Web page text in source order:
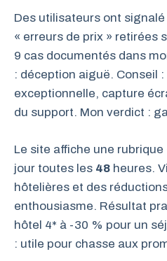
Des utilisateurs ont
« erreurs de prix » retirées
9 cas documentés dans
: déception aiguë. Conseil :
exceptionnelle, capture
du support. Mon verdict :
Le site affiche une
jour toutes les 48 heures.
hôtelières et des
enthousiasme. Résultat
hôtel 4* à -30 % pour un
: utile pour chasse aux